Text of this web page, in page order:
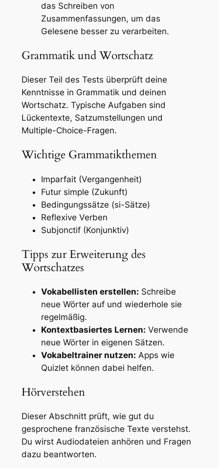
das Schreiben von
Zusammenfassungen, um das
Gelesene besser zu verarbeiten.
Grammatik und Wortschatz
Dieser Teil des Tests überprüft deine
Kenntnisse in Grammatik und deinen
Wortschatz. Typische Aufgaben sind
Lückentexte, Satzumstellungen und
Multiple-Choice-Fragen.
Wichtige Grammatikthemen
Imparfait (Vergangenheit)
Futur simple (Zukunft)
Bedingungssätze (si-Sätze)
Reflexive Verben
Subjonctif (Konjunktiv)
Tipps zur Erweiterung des
Wortschatzes
Vokabellisten erstellen: Schreibe
neue Wörter auf und wiederhole sie
regelmäßig.
Kontextbasiertes Lernen: Verwende
neue Wörter in eigenen Sätzen.
Vokabeltrainer nutzen: Apps wie
Quizlet können dabei helfen.
Hörverstehen
Dieser Abschnitt prüft, wie gut du
gesprochene französische Texte verstehst.
Du wirst Audiodateien anhören und Fragen
dazu beantworten.